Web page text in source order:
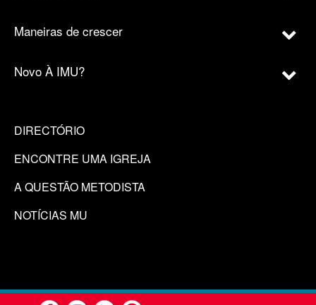
Maneiras de crescer
Novo À IMU?
DIRECTÓRIO
ENCONTRE UMA IGREJA
A QUESTÃO METODISTA
NOTÍCIAS MU